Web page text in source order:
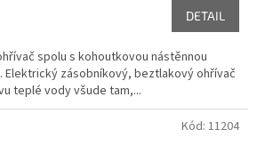
ADETAIL
spolu s kohoutkovou nástěnnou
Elektrický zásobníkový, beztlakový ohřívač
teplé vody všude tam,...
Kód: 11204